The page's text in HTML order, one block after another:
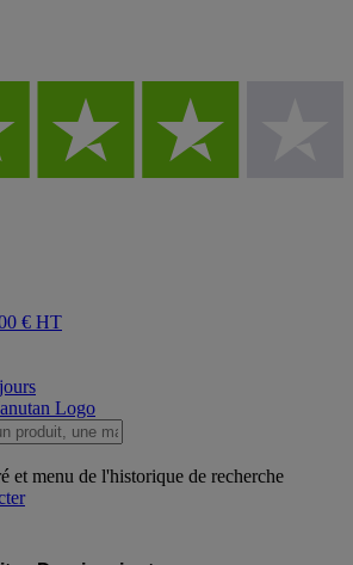
€ HT
et menu de l'historique de recherche